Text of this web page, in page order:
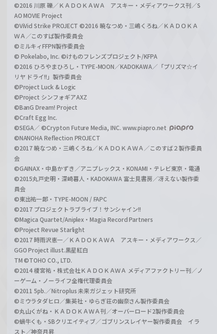
©2016 川原 礫／ＫＡＤＯＫＡＷＡ アスキー・メディアワークス刊／S
AO MOVIE Project
©ViVid Strike PROJECT ©2016 暁なつめ・三嶋くろね／ＫＡＤＯＫＡ
ＷＡ／このすば製作委員会
©ミルキィFFPN製作委員会
© Pokelabo, Inc. ©けものフレンズプロジェクト/KFPA
©2016 ひろやまひろし・TYPE-MOON／KADOKAWA／「プリズマ☆イ
リヤ ドライ!!」製作委員会
©Project Luck & Logic
©Project シンフォギアAXZ
©BanG Dream! Project
©Craft Egg Inc.
©SEGA／ ©Crypton Future Media, INC. www.piapro.net
©NANOHA Reflection PROJECT
©2017 暁なつめ・三嶋くろね／ＫＡＤＯＫＡＷＡ／このすば２製作委員
会
©GAINAX・中島かずき／アニプレックス・KONAMI・テレビ東京・電通
©2015丸戸史明・深崎暮人・KADOKAWA 富士見書房／冴えない製作委
員会
©東出祐一郎・TYPE-MOON / FAPC
©2017 プロジェクトラブライブ！サンシャイン!!
©Magica Quartet/Aniplex・Magia Record Partners
©Project Revue Starlight
©2017 時雨沢恵一／ＫＡＤＯＫＡＷＡ アスキー・メディアワークス／
GGO Project illust.黒星紅白
TM ©TOHO CO., LTD.
©2014 榎宮祐・株式会社ＫＡＤＯＫＡＷＡ メディアファクトリー刊／ノ
ーゲーム・ノーライフ全権代理委員会
©2011 5pb.／Nitroplus 未来ガジェット研究所
©ミウラタダヒロ／集英社・ゆらぎ荘の幽奈さん製作委員会
©丸山くがね・ＫＡＤＯＫＡＷＡ刊／オーバーロード2製作委員会
©蝸牛くも・SBクリエイティブ／ゴブリンスレイヤー製作委員会 イラ
スト／神奈月昇